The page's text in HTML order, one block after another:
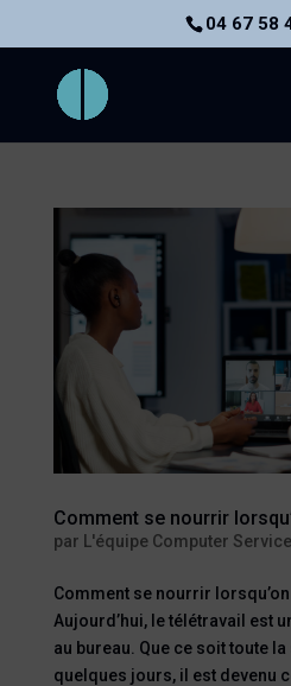
04 67 58
Comment se nourrir
par L'équipe Computer
Comment se nourrir
Aujourd’hui, le télétravail est
au bureau. Que ce soit toute
quelques jours, il est devenu